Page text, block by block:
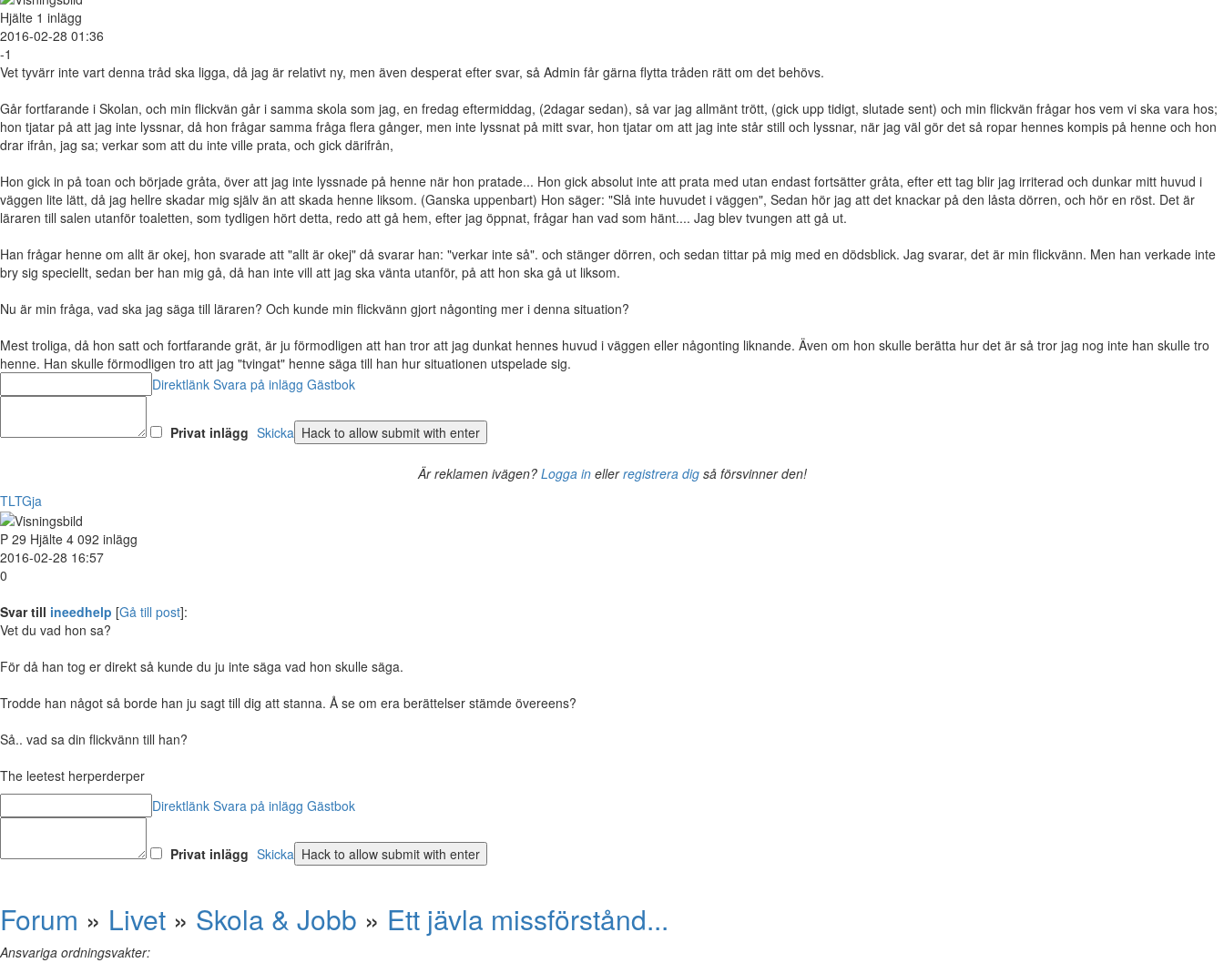
Hjälte 1 inlägg
2016-02-28 01:36
-1
Vet tyvärr inte vart denna tråd ska ligga, då jag är relativt ny, men även desperat efter svar, så Admin får gärna flytta tråden rätt om det behövs.
Går fortfarande i Skolan, och min flickvän går i samma skola som jag, en fredag eftermiddag, (2dagar sedan), så var jag allmänt trött, (gick upp tidigt, slutade sent) och min flickvän frågar hos vem vi ska vara hos;
hon tjatar på att jag inte lyssnar, då hon frågar samma fråga flera gånger, men inte lyssnat på mitt svar, hon tjatar om att jag inte står still och lyssnar, när jag väl gör det så ropar hennes kompis på henne och hon
drar ifrån, jag sa; verkar som att du inte ville prata, och gick därifrån,
Hon gick in på toan och började gråta, över att jag inte lyssnade på henne när hon pratade... Hon gick absolut inte att prata med utan endast fortsätter gråta, efter ett tag blir jag irriterad och dunkar mitt huvud i
väggen lite lätt, då jag hellre skadar mig själv än att skada henne liksom. (Ganska uppenbart) Hon säger: "Slå inte huvudet i väggen", Sedan hör jag att det knackar på den låsta dörren, och hör en röst. Det är
läraren till salen utanför toaletten, som tydligen hört detta, redo att gå hem, efter jag öppnat, frågar han vad som hänt.... Jag blev tvungen att gå ut.
Han frågar henne om allt är okej, hon svarade att "allt är okej" då svarar han: "verkar inte så". och stänger dörren, och sedan tittar på mig med en dödsblick. Jag svarar, det är min flickvänn. Men han verkade inte
bry sig speciellt, sedan ber han mig gå, då han inte vill att jag ska vänta utanför, på att hon ska gå ut liksom.
Nu är min fråga, vad ska jag säga till läraren? Och kunde min flickvänn gjort någonting mer i denna situation?
Mest troliga, då hon satt och fortfarande grät, är ju förmodligen att han tror att jag dunkat hennes huvud i väggen eller någonting liknande. Även om hon skulle berätta hur det är så tror jag nog inte han skulle tro
henne. Han skulle förmodligen tro att jag "tvingat" henne säga till han hur situationen utspelade sig.
Direktlänk Svara på inlägg Gästbok
Privat inlägg Skicka
Är reklamen ivägen? Logga inellerregistrera digså försvinner den!
TLTGja
P 29 Hjälte 4 092 inlägg
2016-02-28 16:57
0
Svar till ineedhelp [Gå till post]:
Vet du vad hon sa?
För då han tog er direkt så kunde du ju inte säga vad hon skulle säga.
Trodde han något så borde han ju sagt till dig att stanna. Å se om era berättelser stämde övereens?
Så.. vad sa din flickvänn till han?
The leetest herperderper
Direktlänk Svara på inlägg Gästbok
Privat inlägg Skicka
Forum » Livet » Skola & Jobb » Ett jävla missförstånd...
Ansvariga ordningsvakter: